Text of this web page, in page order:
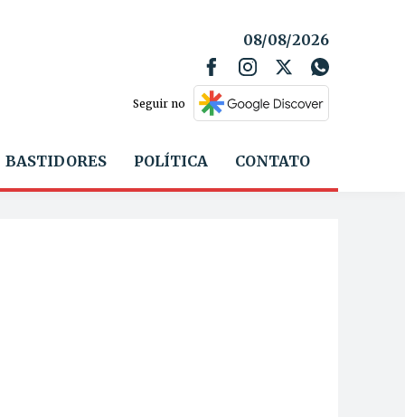
08/08/2026
Seguir no
BASTIDORES POLÍTICA CONTATO